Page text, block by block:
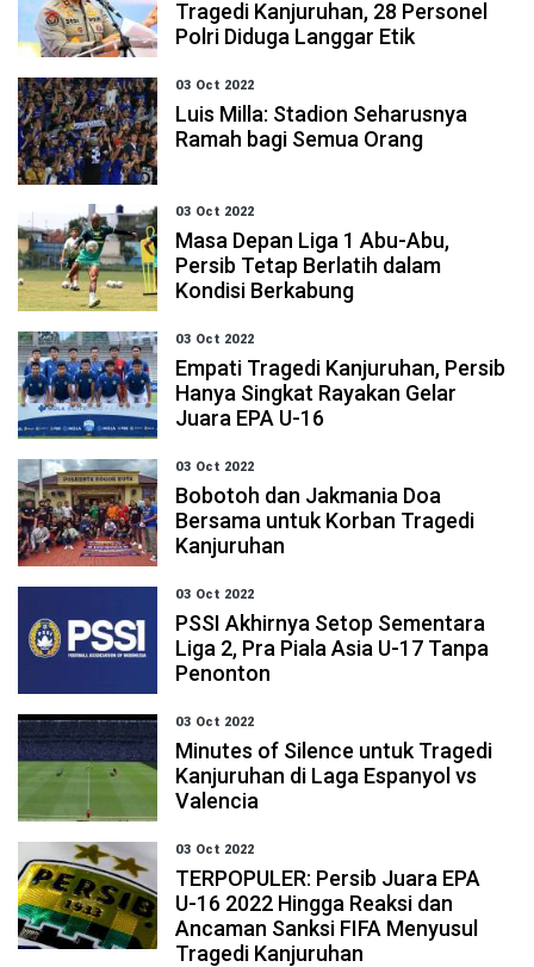
Tragedi Kanjuruhan, 28 Personel
Polri Diduga Langgar Etik
03 Oct 2022
Luis Milla: Stadion Seharusnya
Ramah bagi Semua Orang
03 Oct 2022
Masa Depan Liga 1 Abu-Abu,
Persib Tetap Berlatih dalam
Kondisi Berkabung
03 Oct 2022
Empati Tragedi Kanjuruhan, Persib
Hanya Singkat Rayakan Gelar
Juara EPA U-16
03 Oct 2022
Bobotoh dan Jakmania Doa
Bersama untuk Korban Tragedi
Kanjuruhan
03 Oct 2022
PSSI Akhirnya Setop Sementara
Liga 2, Pra Piala Asia U-17 Tanpa
Penonton
03 Oct 2022
Minutes of Silence untuk Tragedi
Kanjuruhan di Laga Espanyol vs
Valencia
03 Oct 2022
TERPOPULER: Persib Juara EPA
U-16 2022 Hingga Reaksi dan
Ancaman Sanksi FIFA Menyusul
Tragedi Kanjuruhan